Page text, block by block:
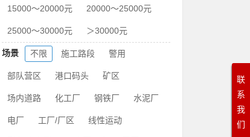
15000～20000元 20000～25000元
25000～30000元 ＞30000元
场景 不限 施工路段 警用
部队营区 港口码头 矿区
场内道路 化工厂 钢铁厂 水泥厂
电厂 工厂/厂区 线性运动
联
系
我
们